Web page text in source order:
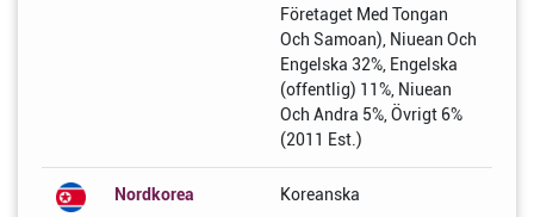
Företaget Med Tongan
Och Samoan), Niuean Och
Engelska 32%, Engelska
(offentlig) 11%, Niuean
Och Andra 5%, Övrigt 6%
(2011 Est.)
Nordkorea Koreanska